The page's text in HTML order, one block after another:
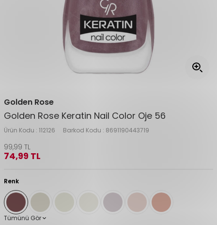
Golden Rose
Golden Rose Keratin Nail Color Oje 56
Ürün Kodu : 112126 Barkod Kodu : 8691190443719
99,99 TL
74,99 TL
Renk
Tümünü Gör